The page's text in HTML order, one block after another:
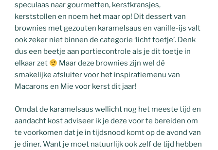
speculaas naar gourmetten, kerstkransjes,
kerststollen en noem het maar op! Dit dessert van
brownies met gezouten karamelsaus en vanille-ijs valt
ook zeker niet binnen de categorie ‘licht toetje’. Denk
dus een beetje aan portiecontrole als je dit toetje in
elkaar zet
Maar deze brownies zijn wel dé
smakelijke afsluiter voor het inspiratiemenu van
Macarons en Mie voor kerst dit jaar!
Omdat de karamelsaus wellicht nog het meeste tijd en
aandacht kost adviseer ik je deze voor te bereiden om
te voorkomen dat je in tijdsnood komt op de avond van
je diner. Want je moet natuurlijk ook zelf de tijd hebben